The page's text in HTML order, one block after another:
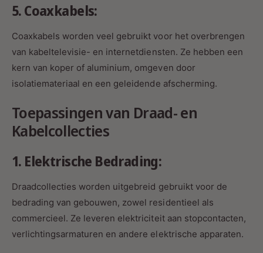
5. Coaxkabels:
Coaxkabels worden veel gebruikt voor het overbrengen
van kabeltelevisie- en internetdiensten. Ze hebben een
kern van koper of aluminium, omgeven door
isolatiemateriaal en een geleidende afscherming.
Toepassingen van Draad- en
Kabelcollecties
1. Elektrische Bedrading:
Draadcollecties worden uitgebreid gebruikt voor de
bedrading van gebouwen, zowel residentieel als
commercieel. Ze leveren elektriciteit aan stopcontacten,
verlichtingsarmaturen en andere elektrische apparaten.